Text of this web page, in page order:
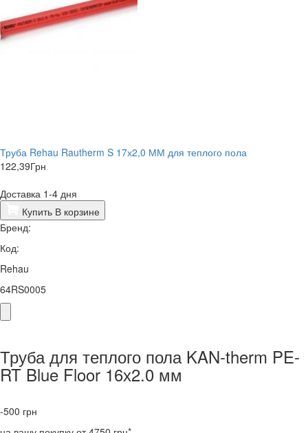
Труба Rehau Rautherm S 17х2,0 ММ для теплого пола
122,39Грн
Доставка 1-4 дня
Купить В корзине
Бренд:
Код:
Rehau
64RS0005
Труба для теплого пола KAN-therm PE-
RT Blue Floor 16х2.0 мм
-500 грн